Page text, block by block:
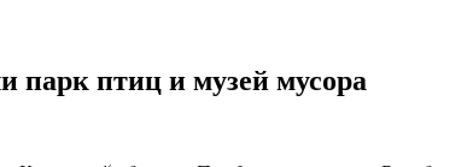
парк птиц и музей мусора